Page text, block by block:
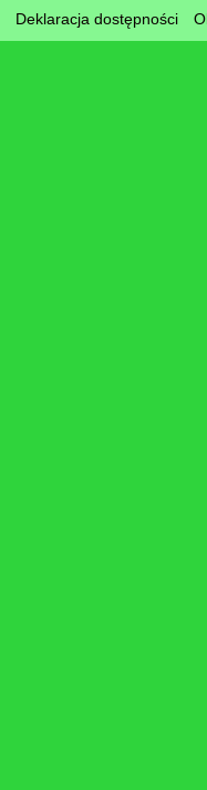
Deklaracja dostępności